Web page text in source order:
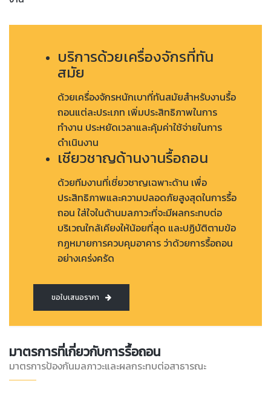
บริการด้วยเครื่องจักรที่ทัน
สมัย
ด้วยเครื่องจักรหนักเบาที่ทันสมัยสำหรับงานรื้อ
ถอนแต่ละประเภท เพิ่มประสิทธิภาพในการ
ทำงาน ประหยัดเวลาและคุ้มค่าใช้จ่ายในการ
ดำเนินงาน
เชียวชาญด้านงานรื้อถอน
ด้วยทีมงานที่เชี่ยวชาญเฉพาะด้าน เพื่อ
ประสิทธิภาพและความปลอดภัยสูงสุดในการรื้อ
ถอน ใส่ใจในด้านมลภาวะที่จะมีผลกระทบต่อ
บริเวณใกล้เคียงให้น้อยที่สุด และปฏิบัติตามข้อ
กฏหมายการควบคุมอาคาร ว่าด้วยการรื้อถอน
อย่างเคร่งครัด
ขอใบเสนอราคา
มาตรการที่เกี่ยวกับการรื้อถอน
มาตรการป้องกันมลภาวะและผลกระทบต่อสาธารณะ